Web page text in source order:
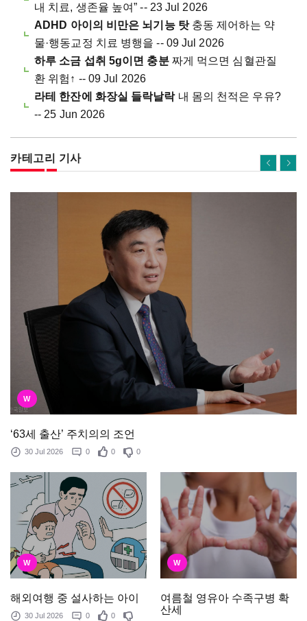
내 치료, 생존율 높여” -- 23 Jul 2026
ADHD 아이의 비만은 뇌기능 탓충동 제어하는 약
물·행동교정 치료 병행을 -- 09 Jul 2026
하루 소금 섭취 5g이면 충분짜게 먹으면 심혈관질
환 위험↑ -- 09 Jul 2026
라테 한잔에 화장실 들락날락내 몸의 천적은 우유?
-- 25 Jun 2026
카테고리 기사
W
‘63세 출산’ 주치의의 조언
30 Jul 2026 0 0 0
W
해외여행 중 설사하는 아이
30 Jul 2026 0
0
W
여름철 영유아 수족구병 확
산세